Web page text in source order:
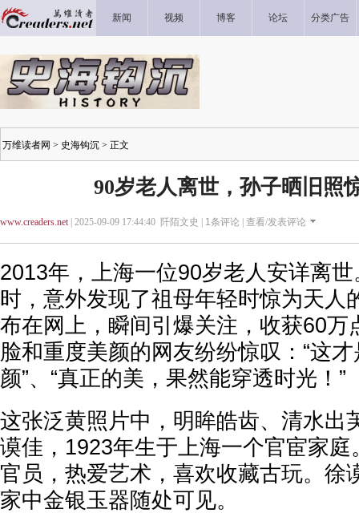
新闻 视频 博客 论坛 分类广告
万维读者网 > 史海钩沉 > 正文
90岁老人离世，孙子晒旧照
www.creaders.net| 2025-09-09 17:44:40 阡陌文史 | 1条评论 | 查看/发表评论
2013年，上海一位90岁老人安详离
时，意外发现了祖母年轻时惊为天人
布在网上，瞬间引爆关注，收获60万
脸和重度美颜的网友纷纷惊叹：“这
颜”、“真正的美，果然能穿透时光！”
这张泛黄照片中，明眸皓齿、清水出
谟佳，1923年生于上海一个官宦家
官员，热爱艺术，喜欢收藏古玩。徐
家中金银玉器随处可见。